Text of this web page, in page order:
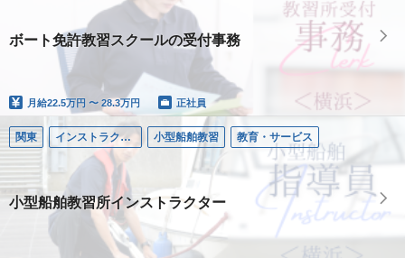
ボート免許教習スクールの受付事務
月給22.5万円 〜 28.3万円 正社員
関東 インストラクター／小型船舶 小型船舶教習 教育・サービス
小型船舶教習所インストラクター